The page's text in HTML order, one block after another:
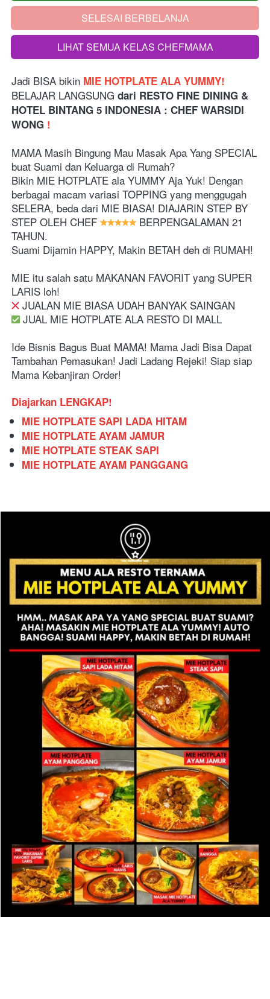
`SELESAI BERBELANJA
`LIHAT SEMUA KELAS CHEFMAMA
Jadi BISA bikin MIE HOTPLATE ALA YUMMY!
BELAJAR LANGSUNG dari RESTO FINE DINING &
HOTEL BINTANG 5 INDONESIA : CHEF WARSIDI
WONG !
MAMA Masih Bingung Mau Masak Apa Yang SPECIAL
buat Suami dan Keluarga di Rumah?
Bikin MIE HOTPLATE ala YUMMY Aja Yuk! Dengan
berbagai macam variasi TOPPING yang menggugah
SELERA, beda dari MIE BIASA! DIAJARIN STEP BY
STEP OLEH CHEF
BERPENGALAMAN 21
TAHUN.
Suami Dijamin HAPPY, Makin BETAH deh di RUMAH!
MIE itu salah satu MAKANAN FAVORIT yang SUPER
LARIS loh!
JUALAN MIE BIASA UDAH BANYAK SAINGAN
JUAL MIE HOTPLATE ALA RESTO DI MALL
Ide Bisnis Bagus Buat MAMA! Mama Jadi Bisa Dapat
Tambahan Pemasukan! Jadi Ladang Rejeki! Siap siap
Mama Kebanjiran Order!
Diajarkan LENGKAP!
MIE HOTPLATE SAPI LADA HITAM
MIE HOTPLATE AYAM JAMUR
MIE HOTPLATE STEAK SAPI
MIE HOTPLATE AYAM PANGGANG